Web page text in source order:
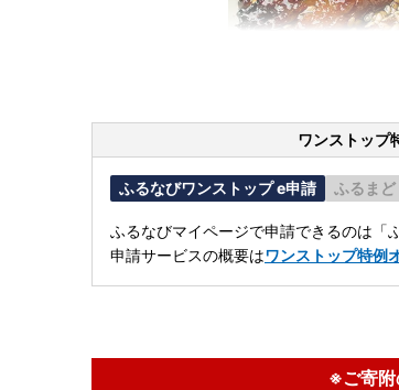
ワンストップ
ふるなびワンストップ e申請 ふるまど
ふるなびマイページで申請できるのは「
申請サービスの概要はワンストップ特例
※ご寄附